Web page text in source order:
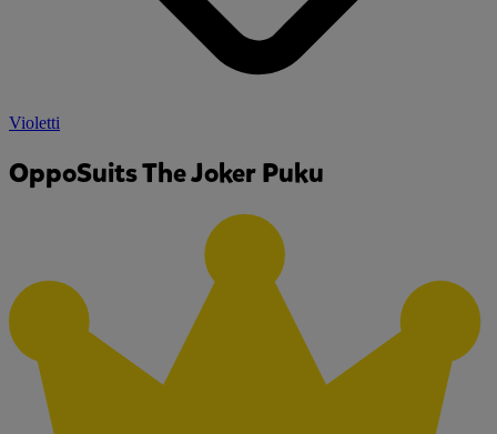
Violetti
OppoSuits The Joker Puku